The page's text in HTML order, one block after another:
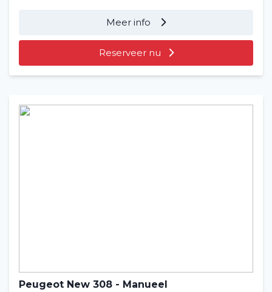
Meer info
Reserveer nu
Peugeot New 308 - Manueel